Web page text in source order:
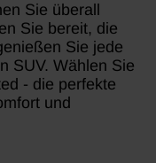
Sie überall
Sie bereit, die
Sie jede
SUV. Wählen Sie
- die perfekte
und